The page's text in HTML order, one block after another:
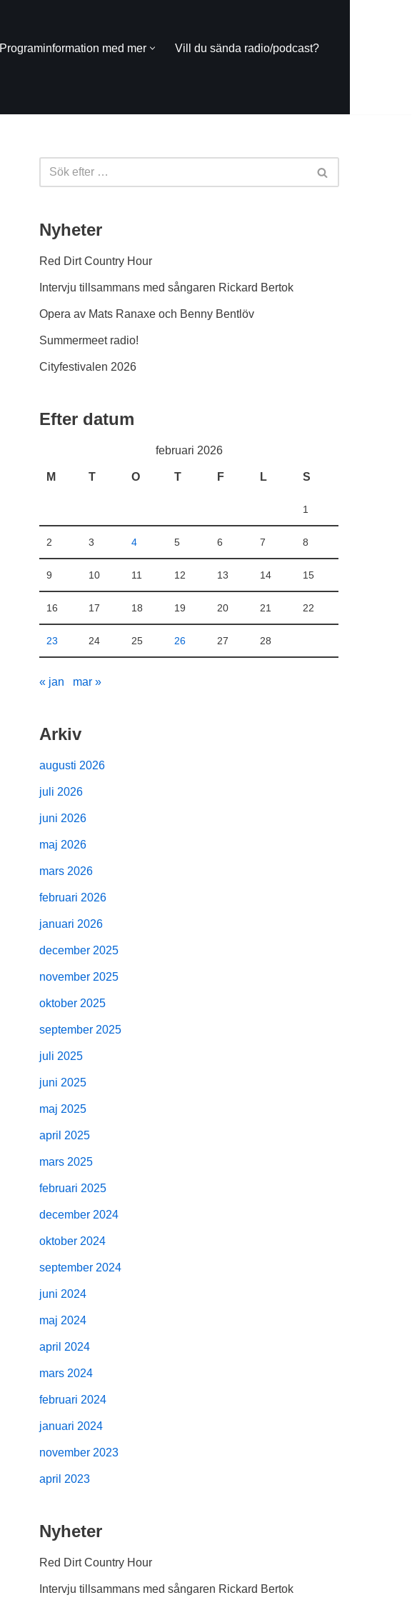
Programinformation med mer
Vill du sända radio/podcast?
Nyheter
Red Dirt Country Hour
Intervju tillsammans med sångaren Rickard Bertok
Opera av Mats Ranaxe och Benny Bentlöv
Summermeet radio!
Cityfestivalen 2026
Efter datum
februari 2026
M T O T F L S
1
2 3 4 5 6 7 8
9 10 11 12 13 14 15
16 17 18 19 20 21 22
23 24 25 26 27 28
« jan mar »
Arkiv
augusti 2026
juli 2026
juni 2026
maj 2026
mars 2026
februari 2026
januari 2026
december 2025
november 2025
oktober 2025
september 2025
juli 2025
juni 2025
maj 2025
april 2025
mars 2025
februari 2025
december 2024
oktober 2024
september 2024
juni 2024
maj 2024
april 2024
mars 2024
februari 2024
januari 2024
november 2023
april 2023
Nyheter
Red Dirt Country Hour
Intervju tillsammans med sångaren Rickard Bertok